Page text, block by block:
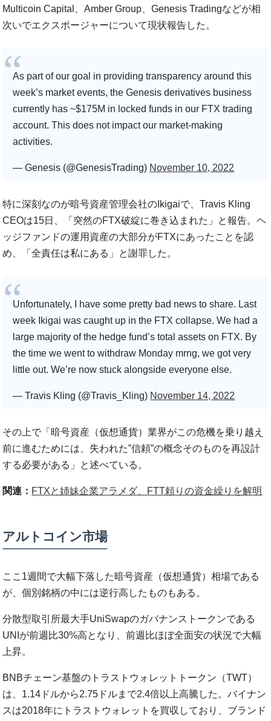
Multicoin Capital、Amber Group、Genesis Tradingなどが相
次いでエクスポージャーについて現状報告した。
As part of our goal in providing transparency around this
week’s market events, the Genesis derivatives business
currently has ~$175M in locked funds in our FTX trading
account. This does not impact our market-making
activities.
— Genesis (@GenesisTrading) November 10, 2022
特に深刻なのが暗号資産管理会社のIkigaiで、Travis Kling
CEOは15日、「突然のFTX破綻に巻き込まれた」と報告。ヘ
ッジファンドの運用資産の大部分がFTXにあったことを認
め、「全責任は私にある」と謝罪した。
Unfortunately, I have some pretty bad news to share. Last
week Ikigai was caught up in the FTX collapse. We had a
large majority of the hedge fund’s total assets on FTX. By
the time we went to withdraw Monday mrng, we got very
little out. We’re now stuck alongside everyone else.
— Travis Kling (@Travis_Kling) November 14, 2022
その上で「暗号資産（仮想通貨）業界がこの危機を乗り越え
前に進むためには、失われた”信頼”の概念そのものを再設計
する必要がある」と述べている。
関連： FTXと姉妹企業アラメダ、FTT頼りの資金繰りを解明
アルトコイン市場
ここ1週間で大幅下落した暗号資産（仮想通貨）相場である
が、個別銘柄の中には逆行高したものもある。
分散型取引所最大手UniSwapのガバナンストークンである
UNIが前週比30%高となり、前週比ほぼ全面安の状況で大幅
上昇。
BNBチェーン基盤のトラストウォレットトークン（TWT）
は、1.14ドルから2.75ドルまで2.4倍以上高騰した。バイナン
スは2018年にトラストウォレットを買収しており、ブランド